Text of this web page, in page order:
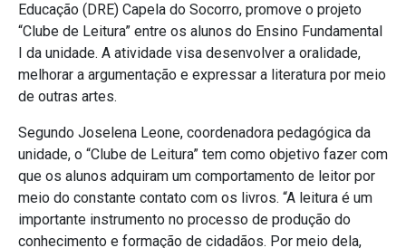
Educação (DRE) Capela do Socorro, promove o projeto
“Clube de Leitura” entre os alunos do Ensino Fundamental
I da unidade. A atividade visa desenvolver a oralidade,
melhorar a argumentação e expressar a literatura por meio
de outras artes.
Segundo Joselena Leone, coordenadora pedagógica da
unidade, o “Clube de Leitura” tem como objetivo fazer com
que os alunos adquiram um comportamento de leitor por
meio do constante contato com os livros. “A leitura é um
importante instrumento no processo de produção do
conhecimento e formação de cidadãos. Por meio dela,